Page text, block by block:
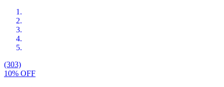
(303)
10% OFF